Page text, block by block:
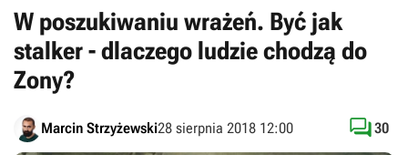
W poszukiwaniu wrażeń. Być jak
stalker - dlaczego ludzie chodzą do
Zony?
Marcin Strzyżewski28 sierpnia 2018 12:00 30